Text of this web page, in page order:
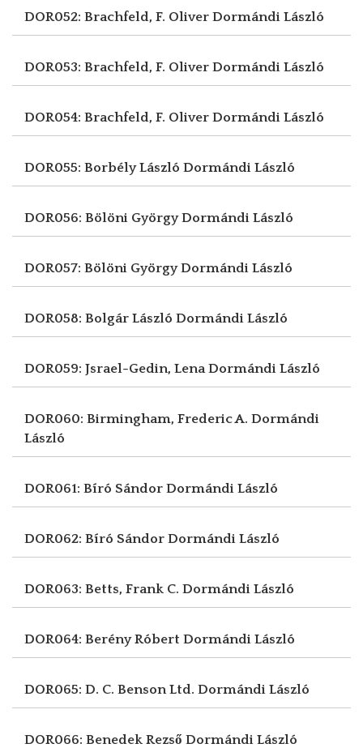
DOR052: Brachfeld, F. Oliver Dormándi László
DOR053: Brachfeld, F. Oliver Dormándi László
DOR054: Brachfeld, F. Oliver Dormándi László
DOR055: Borbély László Dormándi László
DOR056: Bölöni GyörgyDormándi László
DOR057: Bölöni GyörgyDormándi László
DOR058: Bolgár László Dormándi László
DOR059: Jsrael-Gedin, LenaDormándi László
DOR060: Birmingham, Frederic A. Dormándi
László
DOR061: Bíró Sándor Dormándi László
DOR062: Bíró Sándor Dormándi László
DOR063: Betts, Frank C. Dormándi László
DOR064: Berény Róbert Dormándi László
DOR065: D. C. Benson Ltd. Dormándi László
DOR066: Benedek Rezső Dormándi László